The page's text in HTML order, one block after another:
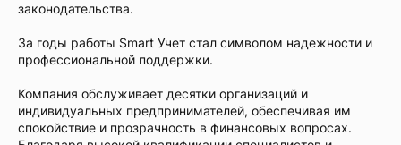
законодательства.
За годы работы Smart Учет стал символом надежности и
профессиональной поддержки.
Компания обслуживает десятки организаций и
индивидуальных предпринимателей, обеспечивая им
спокойствие и прозрачность в финансовых вопросах.